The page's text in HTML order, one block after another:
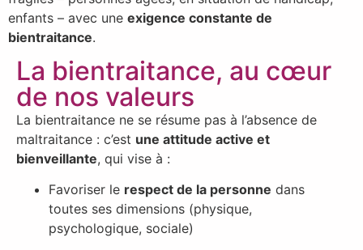
enfants – avec une exigence constante de
bientraitance.
La bientraitance, au cœur
de nos valeurs​
La bientraitance ne se résume pas à l’absence de
maltraitance : c’est une attitude active et
bienveillante, qui vise à :
Favoriser le respect de la personne dans
toutes ses dimensions (physique,
psychologique, sociale)